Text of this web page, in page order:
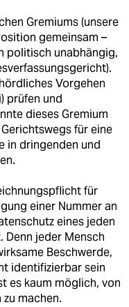
Gremiums (unsere
gemeinsam –
politisch unabhängig,
Vorgehen
prüfen und
dieses Gremium
für eine
in dringenden und
für
einer Nummer an
eines jeden
Denn jeder Mensch
Beschwerde,
identifizierbar sein
es kaum möglich, von
machen.